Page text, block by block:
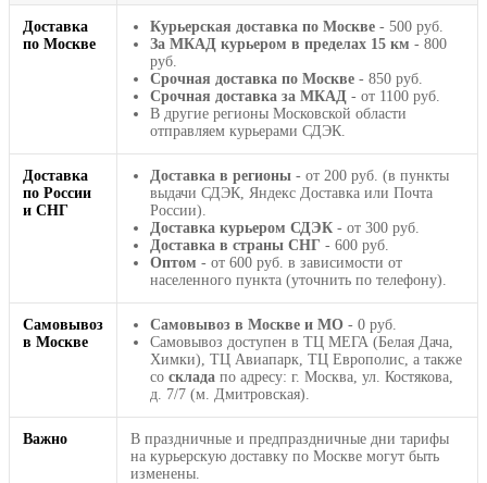
Доставка
по Москве
Курьерская доставка по Москве - 500 руб.
За МКАД курьером в пределах 15 км - 800
руб.
Срочная доставка по Москве - 850 руб.
Срочная доставка за МКАД - от 1100 руб.
В другие регионы Московской области
отправляем курьерами СДЭК.
Доставка
по России
и СНГ
Доставка в регионы - от 200 руб. (в пункты
выдачи СДЭК, Яндекс Доставка или Почта
России).
Доставка курьером СДЭК - от 300 руб.
Доставка в страны СНГ - 600 руб.
Оптом - от 600 руб. в зависимости от
населенного пункта (уточнить по телефону).
Самовывоз
в Москве
Самовывоз в Москве и МО - 0 руб.
Самовывоз доступен в ТЦ МЕГА (Белая Дача,
Химки), ТЦ Авиапарк, ТЦ Европолис, а также
со склада по адресу: г. Москва, ул. Костякова,
д. 7/7 (м. Дмитровская).
Важно
В праздничные и предпраздничные дни тарифы
на курьерскую доставку по Москве могут быть
изменены.